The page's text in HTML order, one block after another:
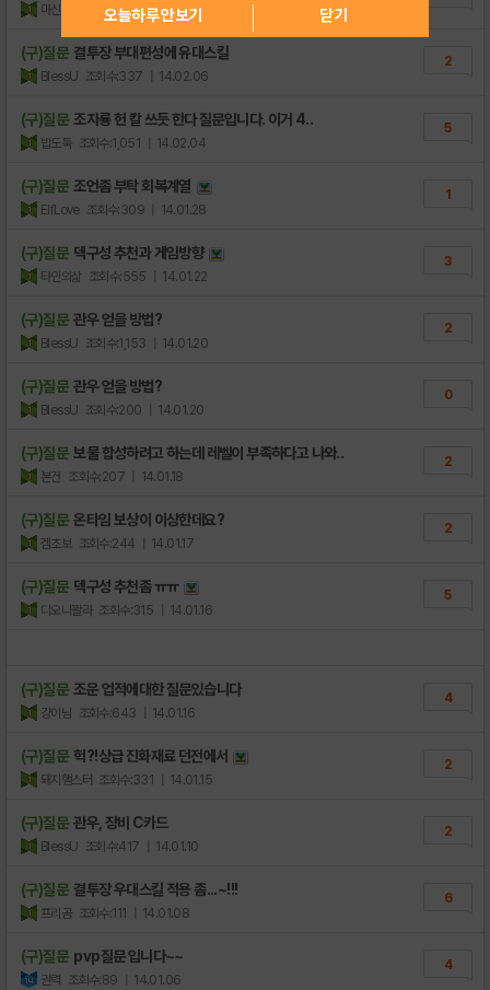
마신신도 조회수:424 | 14.02.15
(구)질문 결투장 부대편성에 유대스킬
BlessU 조회수:337 | 14.02.06
2
(구)질문 조자룡 헌 칼 쓰듯 한다 질문입니다. 이거 4..
밥도둑 조회수:1,051 | 14.02.04
5
(구)질문 조언좀 부탁 회복계열
ElfLove 조회수:309 | 14.01.28
1
(구)질문 덱구성 추천과 게임방향
타인의삶 조회수:555 | 14.01.22
3
(구)질문 관우 얻을 방법?
BlessU 조회수:1,153 | 14.01.20
2
(구)질문 관우 얻을 방법?
BlessU 조회수:200 | 14.01.20
0
(구)질문 보물 합성하려고 하는데 레벨이 부족하다고 나와..
본건 조회수:207 | 14.01.18
2
(구)질문 온타임 보상이 이상한데요?
겜초보 조회수:244 | 14.01.17
2
(구)질문 덱구성 추천좀 ㅠㅠ
디오니꽐라 조회수:315 | 14.01.16
5
(구)질문 조운 업적에대한 질문있습니다
걍이님 조회수:643 | 14.01.16
4
(구)질문 헉?!상급 진화재료 던전에서
돼지햄스터 조회수:331 | 14.01.15
2
(구)질문 관우, 장비 C카드
BlessU 조회수:417 | 14.01.10
2
(구)질문 결투장 우대스킬 적용 좀...~!!!
프리곰 조회수:111 | 14.01.08
6
(구)질문 pvp질문 입니다~~
권력 조회수:89 | 14.01.06
4
오늘하루 안보기 닫기